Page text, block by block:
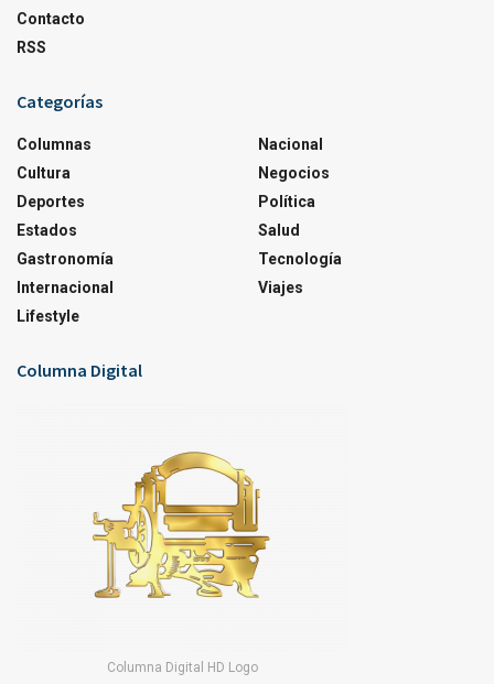
Contacto
RSS
Categorías
Columnas
Cultura
Deportes
Estados
Gastronomía
Internacional
Lifestyle
Nacional
Negocios
Política
Salud
Tecnología
Viajes
Columna Digital
Columna Digital HD Logo